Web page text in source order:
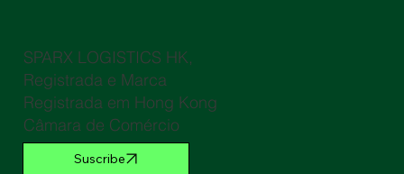
SPARX LOGISTICS HK,
Registrada e Marca
Registrada em Hong Kong
Câmara de Comércio
Suscribe